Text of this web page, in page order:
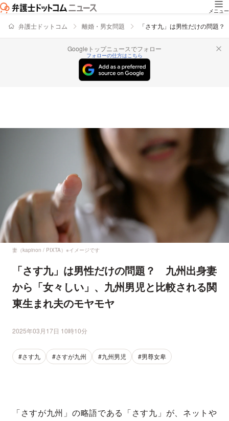
メニュー
弁護士ドットコム 離婚・男女問題 「さす九」は男性だけの問題
Googleトップニュースでフォロー
フォローの仕方はこちら
妻（kapinon / PIXTA）※イメージです
「さす九」は男性だけの問題？ 九州出身妻
から「女々しい」、九州男児と比較される関
東生まれ夫のモヤモヤ
2025年03月17日 10時10分
#さす九 #さすが九州 #九州男児 #男尊女卑
「さすが九州」の略語である「さす九」が、ネットや